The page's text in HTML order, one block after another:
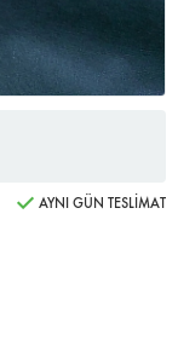
AYNI GÜN TESLİMAT